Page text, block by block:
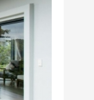
quốc tế
giường